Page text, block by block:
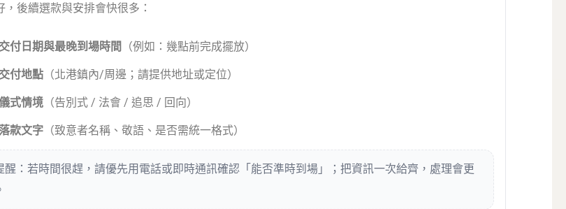
，後續選款與安排會快很多：
交付日期與最晚到場時間 （例如：幾點前完成擺放）
交付地點 （北港鎮內/周邊；請提供地址或定位）
式情境 （告別式 / 法會 / 追思 / 回向）
款文字 （致意者名稱、敬語、是否需統一格式）
醒：若時間很趕，請優先用電話或即時通訊確認「能否準時到場」；把資訊一次給齊，處理會更